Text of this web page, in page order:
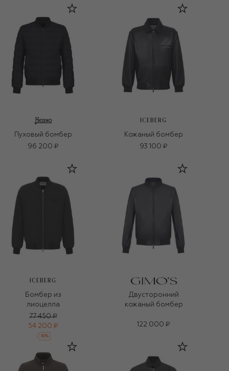
Пуховый бомбер
96 200 ₽
ICEBERG
Кожаный бомбер
93 100 ₽
ICEBERG
Бомбер из
лиоцелла
77 450 ₽
54 200 ₽
-30%
Двусторонний
кожаный бомбер
122 000 ₽